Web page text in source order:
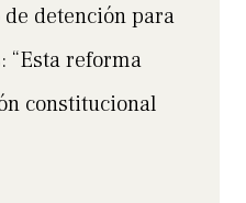
detención para
“Esta reforma
constitucional